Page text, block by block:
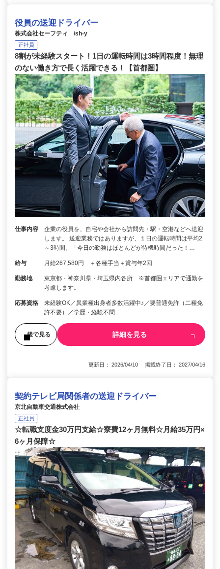
役員の送迎ドライバー
株式会社セーフティ /sh-y
正社員
8割が未経験スタート！1日の運転時間は3時間程度！無理
のない働き方で長く活躍できる！【首都圏】
仕事内容
企業の役員を、自宅や会社から訪問先・駅・空港などへ送迎
します。 送迎業務ではありますが、１日の運転時間は平均2
～3時間。「今日の勤務はほとんどが待機時間だった！…
給与 月給267,580円 ＋各種手当＋賞与年2回
勤務地
東京都・神奈川県・埼玉県内各所 ※首都圏エリアで通勤を
考慮します。
応募資格
未経験OK／異業種出身者多数活躍中♪／要普通免許（二種免
許不要）／学歴・経験不問
後で見る 詳細を見る
更新日： 2026/04/10 掲載終了日： 2027/04/16
契約テレビ局関係者の送迎ドライバー
京北自動車交通株式会社
正社員
☆転職支度金30万円支給☆寮費12ヶ月無料☆月給35万円×
6ヶ月保障☆